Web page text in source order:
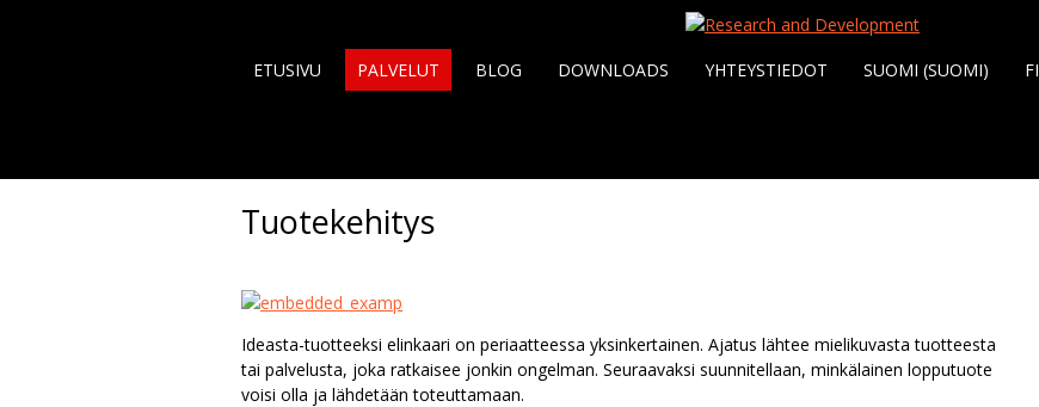
FI
ETUSIVU PALVELUT BLOG DOWNLOADS YHTEYSTIEDOT SUOMI (SUOMI)
Tuotekehitys
Ideasta-tuotteeksi elinkaari on periaatteessa yksinkertainen. Ajatus lähtee mielikuvasta tuotteesta
tai palvelusta, joka ratkaisee jonkin ongelman. Seuraavaksi suunnitellaan, minkälainen lopputuote
voisi olla ja lähdetään toteuttamaan.